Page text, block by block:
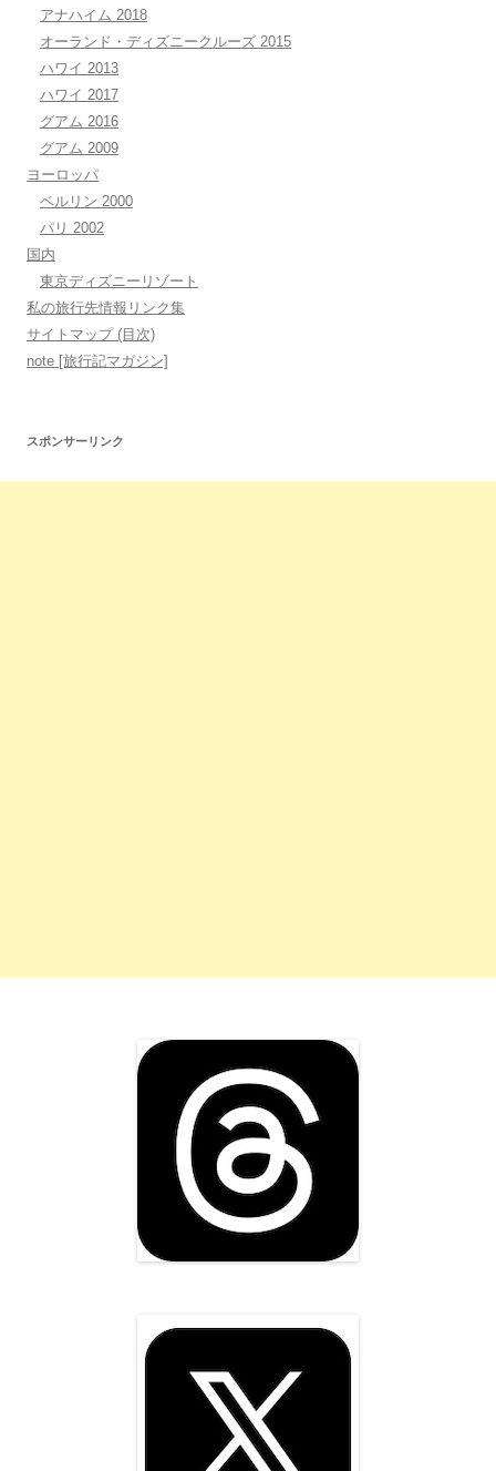
アナハイム 2018
オーランド・ディズニークルーズ 2015
ハワイ 2013
ハワイ 2017
グアム 2016
グアム 2009
ヨーロッパ
ベルリン 2000
パリ 2002
国内
東京ディズニーリゾート
私の旅行先情報リンク集
サイトマップ (目次)
note [旅行記マガジン]
スポンサーリンク